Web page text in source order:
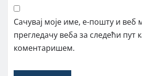
Сачувај моје име, е-пошту и веб
прегледачу веба за следећи пут
коментаришем.